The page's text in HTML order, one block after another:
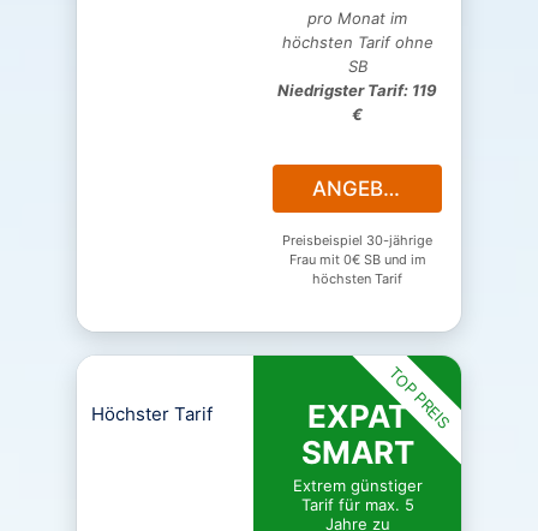
pro Monat im
höchsten Tarif ohne
SB
Niedrigster Tarif: 119
€
ANGEBOT
Preisbeispiel 30-jährige
Frau mit 0€ SB und im
höchsten Tarif
Höchster Tarif
EXPAT
SMART
Extrem günstiger
Tarif für max. 5
Jahre zu
TOP PREIS